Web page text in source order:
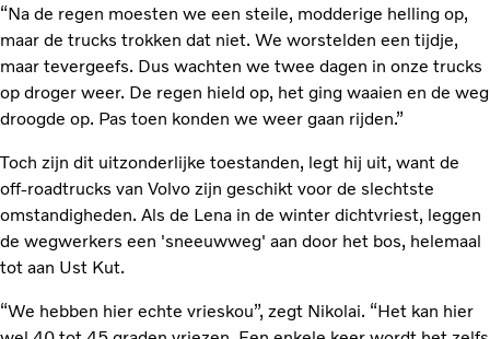
“Na de regen moesten we een steile, modderige helling op,
maar de trucks trokken dat niet. We worstelden een tijdje,
maar tevergeefs. Dus wachten we twee dagen in onze trucks
op droger weer. De regen hield op, het ging waaien en de weg
droogde op. Pas toen konden we weer gaan rijden.”
Toch zijn dit uitzonderlijke toestanden, legt hij uit, want de
off-roadtrucks van Volvo zijn geschikt voor de slechtste
omstandigheden. Als de Lena in de winter dichtvriest, leggen
de wegwerkers een 'sneeuwweg' aan door het bos, helemaal
tot aan Ust Kut.
“We hebben hier echte vrieskou”, zegt Nikolai. “Het kan hier